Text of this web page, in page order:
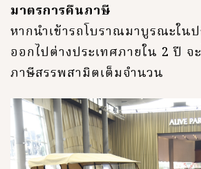
มาตรการคืนภาษี
หากนำเข้ารถโบราณมาบูรณะใน
ออกไปต่างประเทศภายใน 2 ปี
ภาษีสรรพสามิตเต็มจำนวน